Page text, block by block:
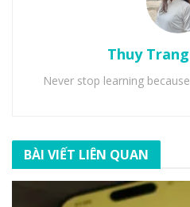
Thuy
Never stop learning
BÀI VIẾT LIÊN QUAN